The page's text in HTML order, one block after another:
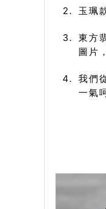
玉珮
東方
圖片
我們
一氣